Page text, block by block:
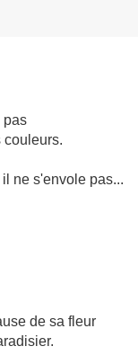
pas
couleurs.
ne s'envole pas...
de sa fleur